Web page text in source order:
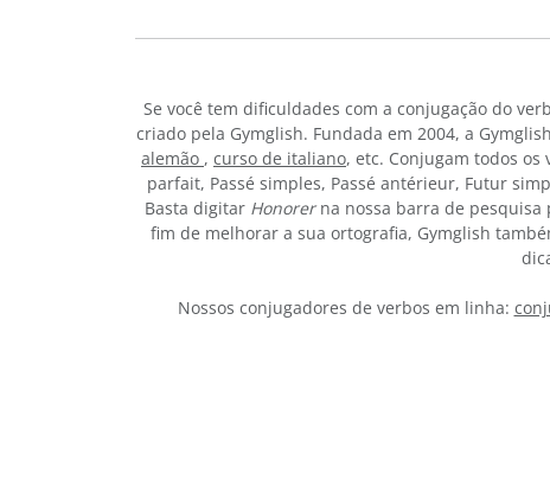
Se você tem dificuldades com a conjugação do
criado pela Gymglish. Fundada em 2004, a
alemão , curso de italiano, etc. Conjugam todos
parfait, Passé simples, Passé antérieur, Futur
Basta digitar Honorerna nossa barra de pesquisa
fim de melhorar a sua ortografia, Gymglish
Nossos conjugadores de verbos em linha: